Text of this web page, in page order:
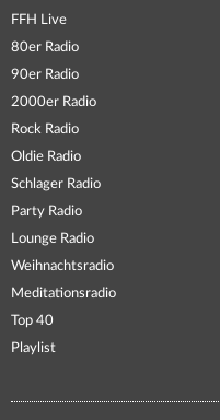
FFH Live
80er Radio
90er Radio
2000er Radio
Rock Radio
Oldie Radio
Schlager Radio
Party Radio
Lounge Radio
Weihnachtsradio
Meditationsradio
Top 40
Playlist